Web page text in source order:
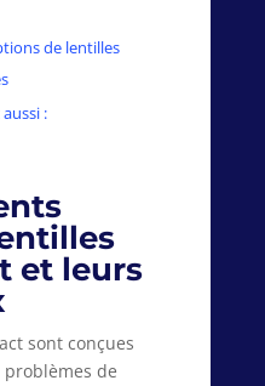
de lentilles
:
et leurs
sont conçues
de